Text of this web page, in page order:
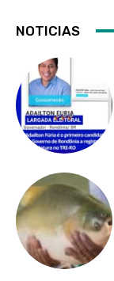
NOTICIAS